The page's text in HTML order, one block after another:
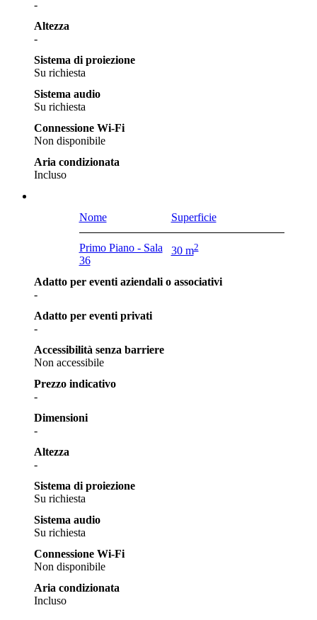
-
Altezza
-
Sistema di proiezione
Su richiesta
Sistema audio
Su richiesta
Connessione Wi-Fi
Non disponibile
Aria condizionata
Incluso
Nome Superficie
Primo Piano - Sala
36
30 m2
Adatto per eventi aziendali o associativi
-
Adatto per eventi privati
-
Accessibilità senza barriere
Non accessibile
Prezzo indicativo
-
Dimensioni
-
Altezza
-
Sistema di proiezione
Su richiesta
Sistema audio
Su richiesta
Connessione Wi-Fi
Non disponibile
Aria condizionata
Incluso